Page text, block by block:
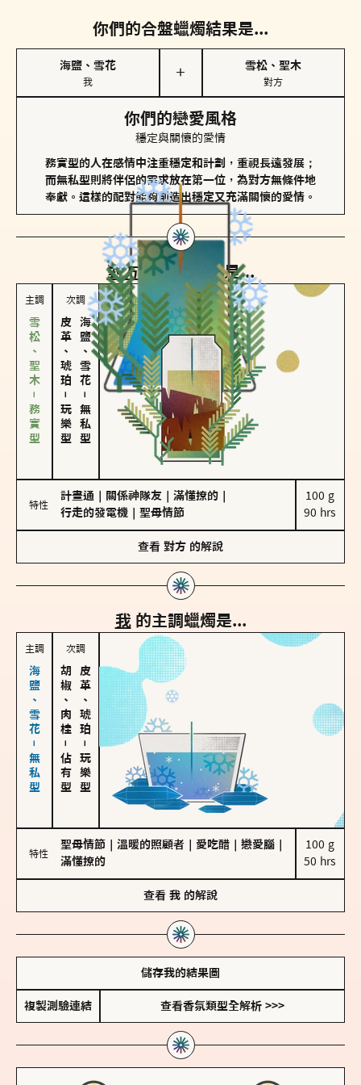
你們的合盤蠟燭結果是...
海鹽、雪花
我
＋
雪松、聖木
對方
你們的戀愛風格
穩定與關懷的愛情
務實型的人在感情中注重穩定和計劃，重視長遠發展；
而無私型則將伴侶的需求放在第一位，為對方無條件地
奉獻。這樣的配對能夠創造出穩定又充滿關懷的愛情。
對方的主調蠟燭是...
主調
雪松、聖木－務實型
次調
皮革、琥珀
－
玩樂型
海鹽、雪花
－
無私型
特性
計畫通 關係神隊友 滿懂撩的
行走的發電機
聖母情節
100 g
90 hrs
查看 對方 的解說
我 的主調蠟燭是...
主調
海鹽、雪花－無私型
次調
胡椒、肉桂
－
佔有型
皮革、琥珀
－
玩樂型
特性
聖母情節 溫暖的照顧者 愛吃醋 戀愛腦
滿懂撩的
100 g
50 hrs
查看 我 的解說
儲存我的結果圖
複製測驗連結 查看香氛類型全解析 >>>